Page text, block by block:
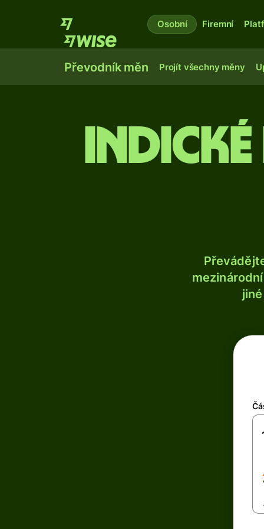
Osobní Firemní
Převodník měn Projít všechny měny